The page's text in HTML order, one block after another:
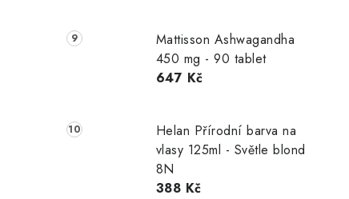
Mattisson Ashwagandha
450 mg - 90 tablet
647 Kč
Helan Přírodní barva na
vlasy 125ml - Světle blond
8N
388 Kč